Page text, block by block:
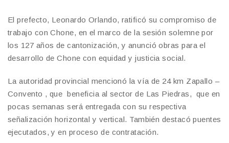
El prefecto, Leonardo Orlando, ratificó su compromiso de
trabajo con Chone, en el marco de la sesión solemne por
los 127 años de cantonización, y anunció obras para el
desarrollo de Chone con equidad y justicia social.
La autoridad provincial mencionó la vía de 24 km Zapallo –
Convento , que beneficia al sector de Las Piedras, que en
pocas semanas será entregada con su respectiva
señalización horizontal y vertical. También destacó puentes
ejecutados, y en proceso de contratación.